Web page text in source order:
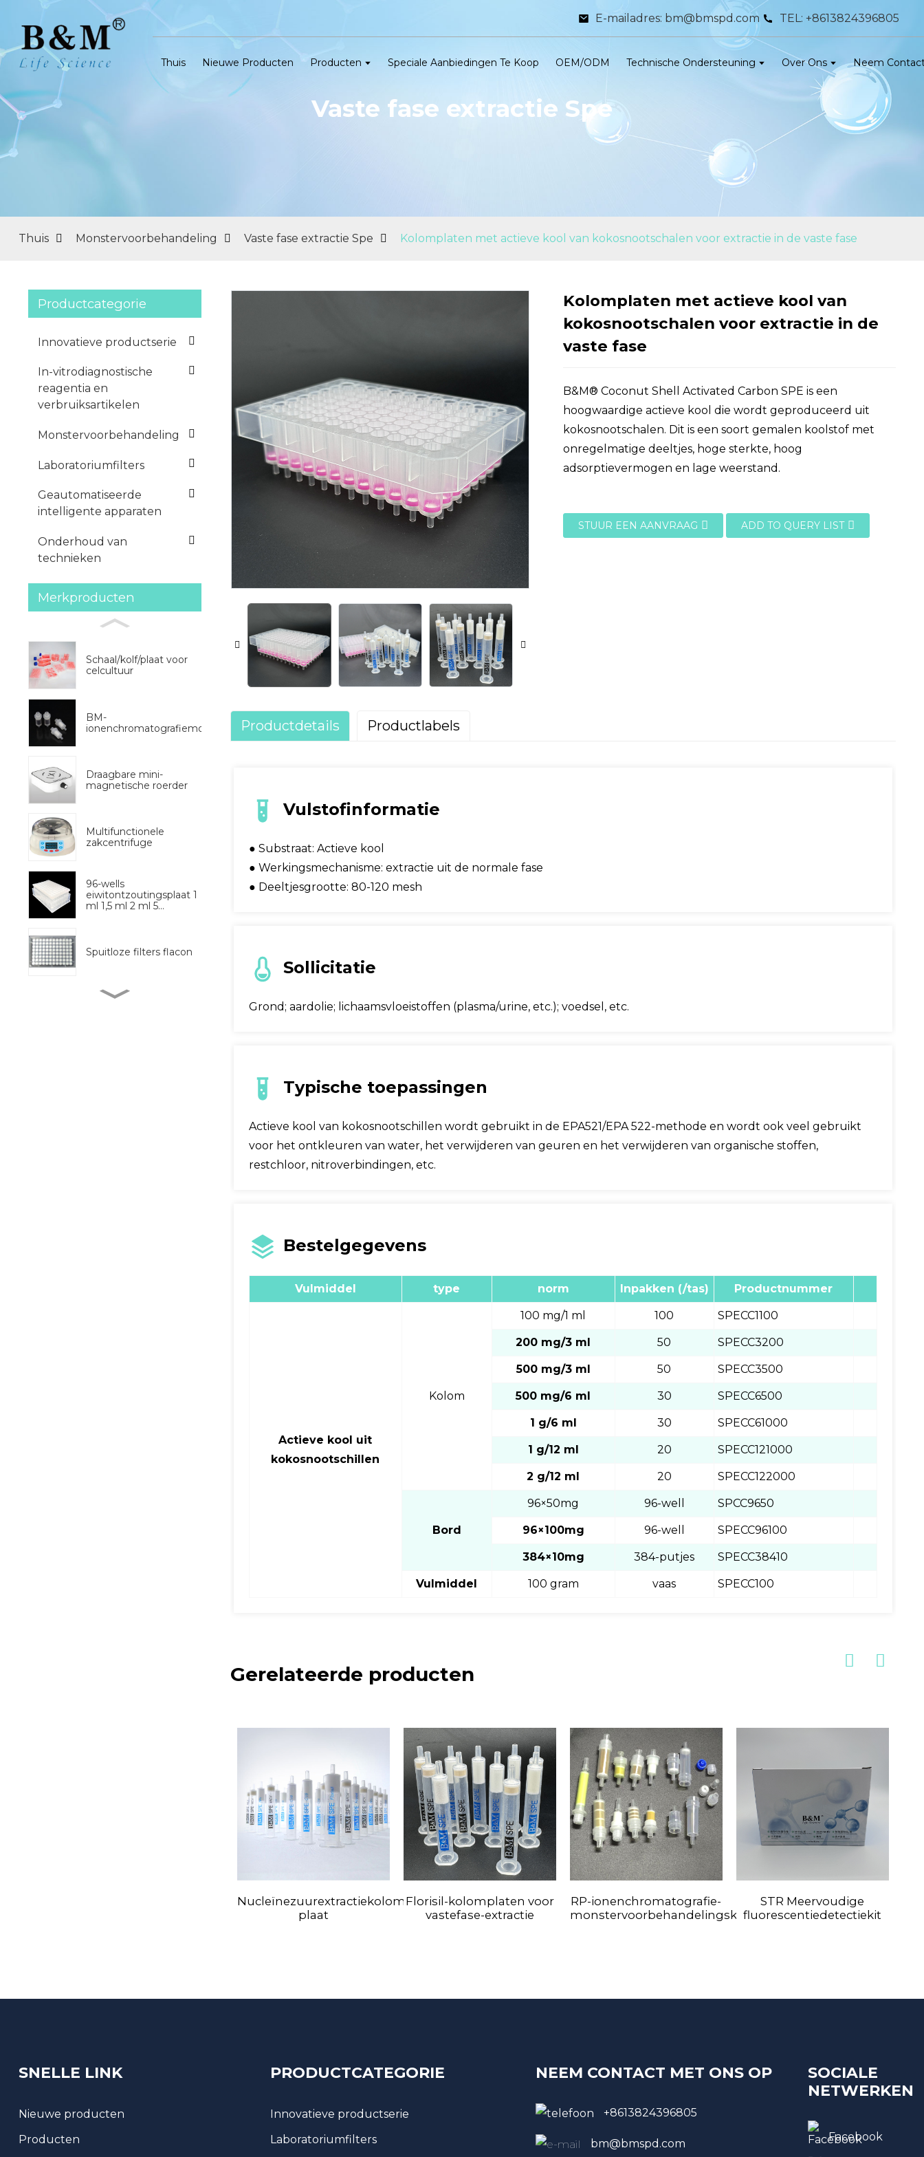
E-mailadres: bm@bmspd.com TEL: +8613824396805
Thuis Nieuwe Producten Producten Speciale Aanbiedingen Te Koop OEM/ODM Technische Ondersteuning Over Ons Neem
Vaste fase extractie Spe
Thuis Monstervoorbehandeling Vaste fase extractie Spe Kolomplaten met actieve kool van kokosnootschalen voor extractie in de vaste fase
Productcategorie
Innovatieve productserie
In-vitrodiagnostische
reagentia en
verbruiksartikelen
Monstervoorbehandeling
Laboratoriumfilters
Geautomatiseerde
intelligente apparaten
Onderhoud van
technieken
Merkproducten
Schaal/kolf/plaat voor
celcultuur
BM-
ionenchromatografiemonstervoorbehandelingskolommen
Draagbare mini-
magnetische roerder
Multifunctionele
zakcentrifuge
96-wells
eiwitontzoutingsplaat 1
ml 1,5 ml 2 ml 5...
Spuitloze filters flacon
Volledig
Kolomplaten met actieve kool van
kokosnootschalen voor extractie in de
vaste fase
B&M® Coconut Shell Activated Carbon SPE is een
hoogwaardige actieve kool die wordt geproduceerd uit
kokosnootschalen. Dit is een soort gemalen koolstof met
onregelmatige deeltjes, hoge sterkte, hoog
adsorptievermogen en lage weerstand.
STUUR EEN AANVRAAG ADD TO QUERY LIST
Productdetails Productlabels
Vulstofinformatie
● Substraat: Actieve kool
● Werkingsmechanisme: extractie uit de normale fase
● Deeltjesgrootte: 80-120 mesh
Sollicitatie
Grond; aardolie; lichaamsvloeistoffen (plasma/urine, etc.); voedsel, etc.
Typische toepassingen
Actieve kool van kokosnootschillen wordt gebruikt in de EPA521/EPA 522-methode en wordt ook veel gebruikt
voor het ontkleuren van water, het verwijderen van geuren en het verwijderen van organische stoffen,
restchloor, nitroverbindingen, etc.
Bestelgegevens
Vulmiddel type norm Inpakken (/tas) Productnummer
Actieve kool uit
kokosnootschillen
Kolom
100 mg/1 ml 100 SPECC1100
200 mg/3 ml 50 SPECC3200
500 mg/3 ml 50 SPECC3500
500 mg/6 ml 30 SPECC6500
1 g/6 ml 30 SPECC61000
1 g/12 ml 20 SPECC121000
2 g/12 ml 20 SPECC122000
Bord
96×50mg 96-well SPCC9650
96×100mg 96-well SPECC96100
384×10mg 384-putjes SPECC38410
Vulmiddel 100 gram vaas SPECC100
Gerelateerde producten
Nucleïnezuurextractiekolom/OEM/ODM-
plaat
Florisil-kolomplaten voor
vastefase-extractie
RP-ionenchromatografie-
monstervoorbehandelingskolommen
STR Meervoudige
fluorescentiedetectiekit
SNELLE LINK
Nieuwe producten
Producten
PRODUCTCATEGORIE
Innovatieve productserie
Laboratoriumfilters
NEEM CONTACT MET ONS OP
+8613824396805
bm@bmspd.com
SOCIALE
NETWERKEN
Facebook